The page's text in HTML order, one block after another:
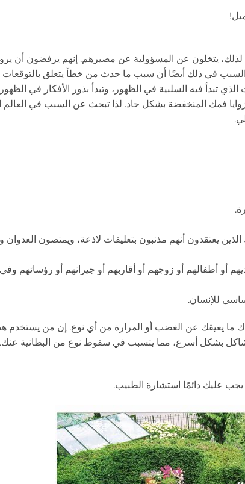
لذلك، يتخلون عن المسؤولية عن مصيرهم. إنهم يرفضون أن
السبب في ذلك أيضًا أن سبب ما حدث من خطأ يتعلق
تبدأ فيه السلبية في الظهور، وتبدأ بذور الأفكار في
فمك المنخفضة بشكل حاد. لذا تبحث عن السبب في العالم
يعتقدون أنهم مذنبون بتعليقات لاذعة، ويمتصون العدوان
أو أطفالهم أو زوجهم أو أقاربهم أو جيرانهم أو رؤسائهم وفي
للإنسان.
ما يعيقك عن الغضب أو المرارة من أي نوع. إن من يستخدم
بشكل أسرع، مما يتسبب في سقوط نوع من البطانية عنك.
يجب عليك دائمًا استشارة الطبيب.